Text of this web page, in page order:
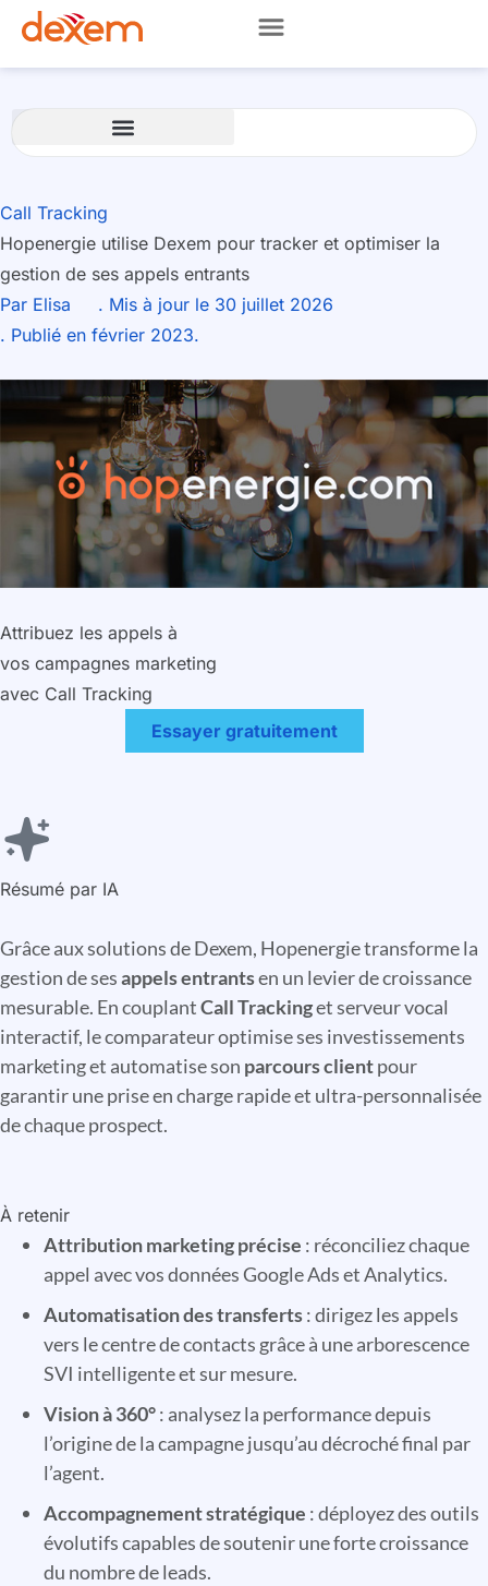
Call Tracking
Hopenergie utilise Dexem pour tracker et optimiser la
gestion de ses appels entrants
Par Elisa
. Mis à jour le 30 juillet 2026
. Publié en février 2023.
Attribuez les appels à
vos campagnes marketing
avec Call Tracking
Essayer gratuitement
Résumé par IA
Grâce aux solutions de Dexem, Hopenergie transforme la
gestion de sesappels entrantsen un levier de croissance
mesurable. En couplantCall Trackinget serveur vocal
interactif, le comparateur optimise ses investissements
marketing et automatise son parcours clientpour
garantir une prise en charge rapide et ultra-personnalisée
de chaque prospect.
À retenir
Attribution marketing précise : réconciliez chaque
appel avec vos données Google Ads et Analytics.
Automatisation des transferts: dirigez les appels
vers le centre de contacts grâce à une arborescence
SVI intelligente et sur mesure.
Vision à 360°: analysez la performance depuis
l’origine de la campagne jusqu’au décroché final par
l’agent.
Accompagnement stratégique : déployez des outils
évolutifs capables de soutenir une forte croissance
du nombre de leads.